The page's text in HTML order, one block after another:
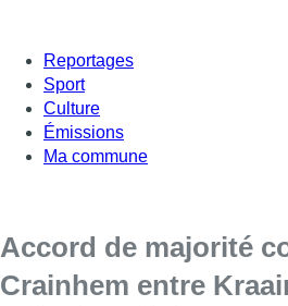
Reportages
Sport
Culture
Émissions
Ma commune
Accord de majorité
Crainhem entre